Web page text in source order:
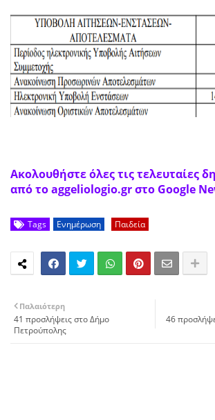
Ακολουθήστε όλες τις τελευταίες
από το aggeliologio.gr στο Google
Tags Ενημέρωση Παιδεία
46
Παλαιότερη
41 προσλήψεις στο Δήμο
Πετρούπολης